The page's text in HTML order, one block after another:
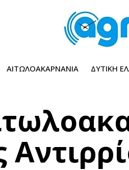
ΑΙΤΩΛΟΑΚΑΡΝΑΝΊΑ ΔΥΤΙΚΉ